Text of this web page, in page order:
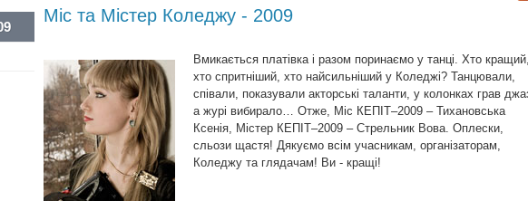
Міс та Містер Коледжу - 2009
Вмикається платівка і разом поринаємо у танці. Хто кращий,
хто спритніший, хто найсильніший у Коледжі? Танцювали,
співали, показували акторські таланти, у колонках грав
а журі вибирало… Отже, Міс КЕПІТ–2009 – Тихановська
Ксенія, Містер КЕПІТ–2009 – Стрельник Вова. Оплески,
сльози щастя! Дякуємо всім учасникам, організаторам,
Коледжу та глядачам! Ви - кращі!